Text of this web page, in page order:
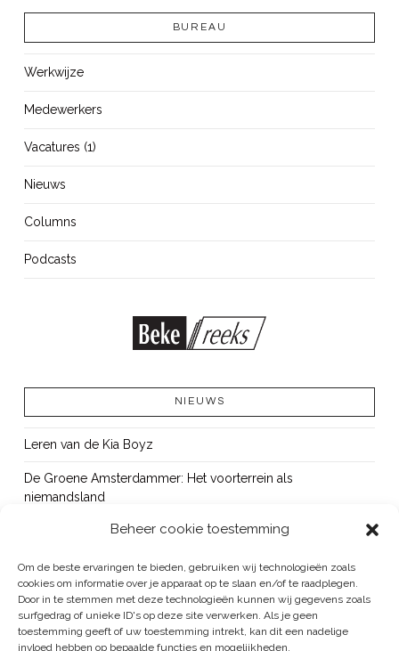
Beheer cookie toestemming
Om de beste ervaringen te bieden, gebruiken wij technologieën zoals
cookies om informatie over je apparaat op te slaan en/of te raadplegen.
Door in te stemmen met deze technologieën kunnen wij gegevens zoals
surfgedrag of unieke ID's op deze site verwerken. Als je geen
toestemming geeft of uw toestemming intrekt, kan dit een nadelige
invloed hebben op bepaalde functies en mogelijkheden.
BUREAU
Werkwijze
Medewerkers
Vacatures (1)
Nieuws
Columns
Podcasts
NIEUWS
Leren van de Kia Boyz
De Groene Amsterdammer: Het voorterrein als
niemandsland
Cursus Wapens op school: signaleren, duiden en handelen
OUT!
Bureau Beke ontwikkelt jeugdmonitor Aruba